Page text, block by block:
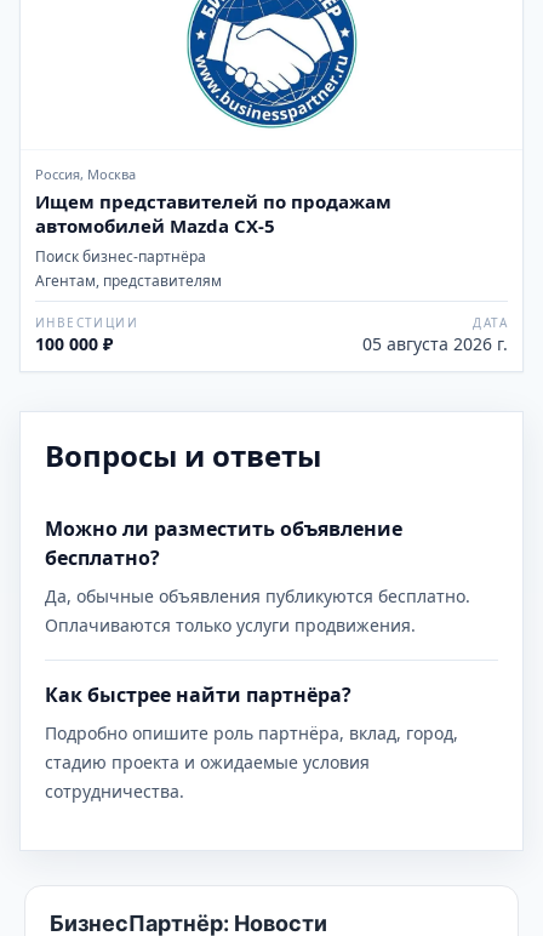
Россия, Москва
Ищем представителей по продажам
автомобилей Mazda CX-5
Поиск бизнес-партнёра
Агентам, представителям
ИНВЕСТИЦИИ
100 000 ₽
ДАТА
05 августа 2026 г.
Вопросы и ответы
Можно ли разместить объявление
бесплатно?
Да, обычные объявления публикуются бесплатно.
Оплачиваются только услуги продвижения.
Как быстрее найти партнёра?
Подробно опишите роль партнёра, вклад, город,
стадию проекта и ожидаемые условия
сотрудничества.